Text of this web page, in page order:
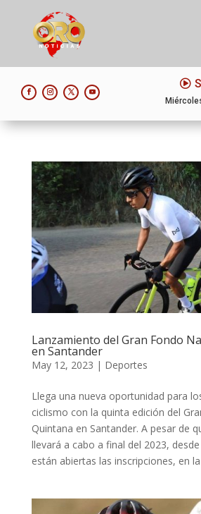
Lanzamiento del Gran Fondo
en Santander
May 12, 2023 | Deportes
Llega una nueva oportunidad para
ciclismo con la quinta edición del
Quintana en Santander. A pesar de
llevará a cabo a final del 2023,
están abiertas las inscripciones, en